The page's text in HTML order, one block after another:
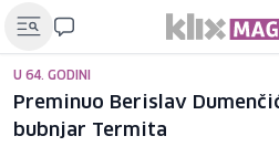
U 64. GODINI
Preminuo Berislav
bubnjar Termita